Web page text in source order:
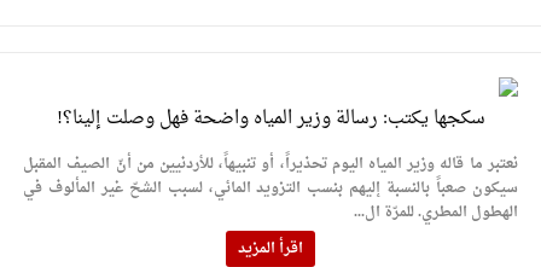
سكجها يكتب: رسالة وزير المياه واضحة فهل وصلت إلينا؟!
نعتبر ما قاله وزير المياه اليوم تحذيراً، أو تنبيهاً، للأردنيين من أنّ الصيف المقبل
سيكون صعباً بالنسبة إليهم بنسب التزويد المائي، لسبب الشحّ غير المألوف في
الهطول المطري. للمرّة ال...
اقرأ المزيد